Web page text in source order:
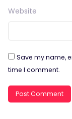
Website
Save my name,
time I comment.